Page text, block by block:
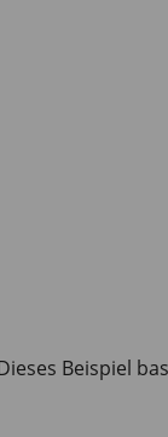
Beispiel